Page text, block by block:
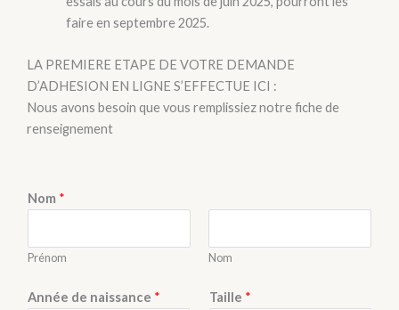
faire en septembre 2025.
LA PREMIERE ETAPE DE VOTRE DEMANDE
D’ADHESION EN LIGNE S’EFFECTUE ICI :
Nous avons besoin que vous remplissiez notre fiche de
renseignement
Nom *
Prénom Nom
Année de naissance * Taille *